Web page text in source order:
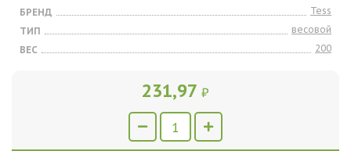
БРЕНД
Tess
ТИП
весовой
ВЕС
200
231,97 ₽